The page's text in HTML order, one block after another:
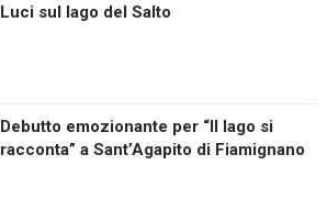
Luci sul lago del Salto
Debutto emozionante per “Il lago si
racconta” a Sant’Agapito di Fiamignano